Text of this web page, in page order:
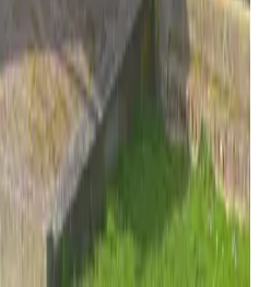
B -
en pas definitief nadat deze
is. Stel daarom gerust je
Stel een vraag per e-mail